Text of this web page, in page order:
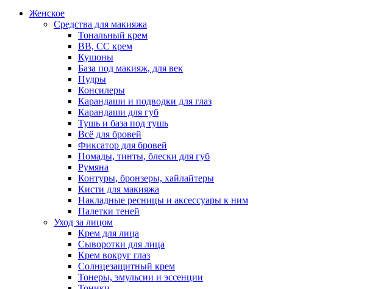
Женское
Средства для макияжа
Тональный крем
BB, CC крем
Кушоны
База под макияж, для век
Пудры
Консилеры
Карандаши и подводки для глаз
Карандаши для губ
Тушь и база под тушь
Всё для бровей
Фиксатор для бровей
Помады, тинты, блески для губ
Румяна
Контуры, бронзеры, хайлайтеры
Кисти для макияжа
Накладные ресницы и аксессуары к ним
Палетки теней
Уход за лицом
Крем для лица
Сыворотки для лица
Крем вокруг глаз
Солнцезащитный крем
Тонеры, эмульсии и эссенции